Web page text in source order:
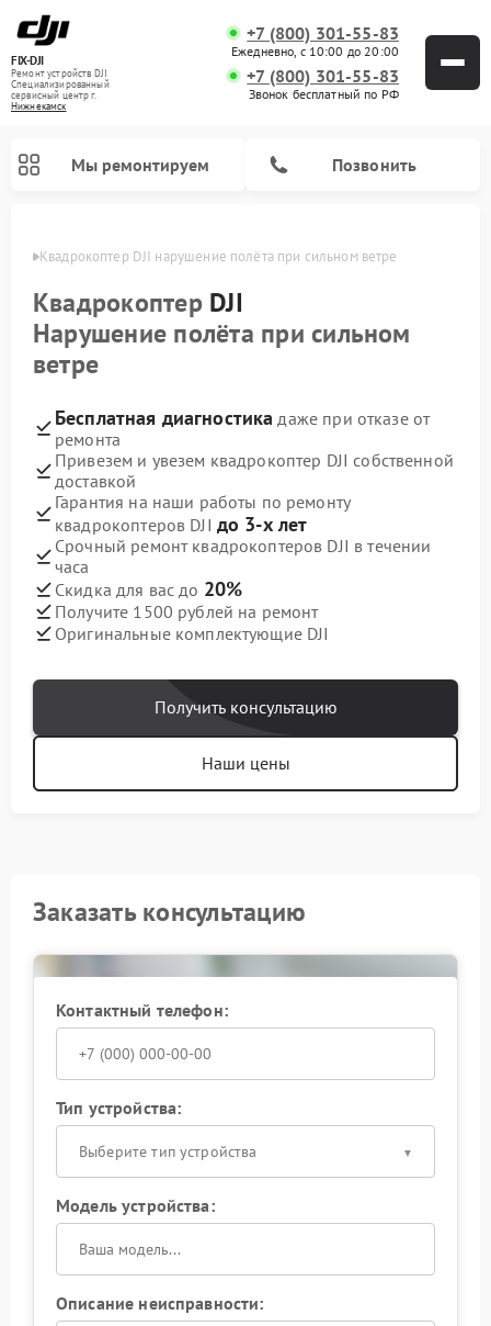
FIX-DJI
Ремонт устройств DJI
Специализированный
cервисный центр г.
Нижнекамск
+7 (800) 301-55-83
Ежедневно, с 10:00 до 20:00
+7 (800) 301-55-83
Звонок бесплатный по РФ
Мы ремонтируем Позвонить
Квадрокоптер DJI нарушение полёта при сильном ветре
Квадрокоптер DJI
Нарушение полёта при сильном
ветре
Бесплатная диагностика даже при отказе от
ремонта
Привезем и увезем квадрокоптер DJI собственной
доставкой
Гарантия на наши работы по ремонту
квадрокоптеров DJI до 3-х лет
Срочный ремонт квадрокоптеров DJI в течении
часа
Скидка для вас до 20%
Получите 1500 рублей на ремонт
Оригинальные комплектующие DJI
Получить консультацию
Наши цены
Заказать консультацию
Контактный телефон:
Тип устройства:
Выберите тип устройства
Модель устройства:
Описание неисправности: